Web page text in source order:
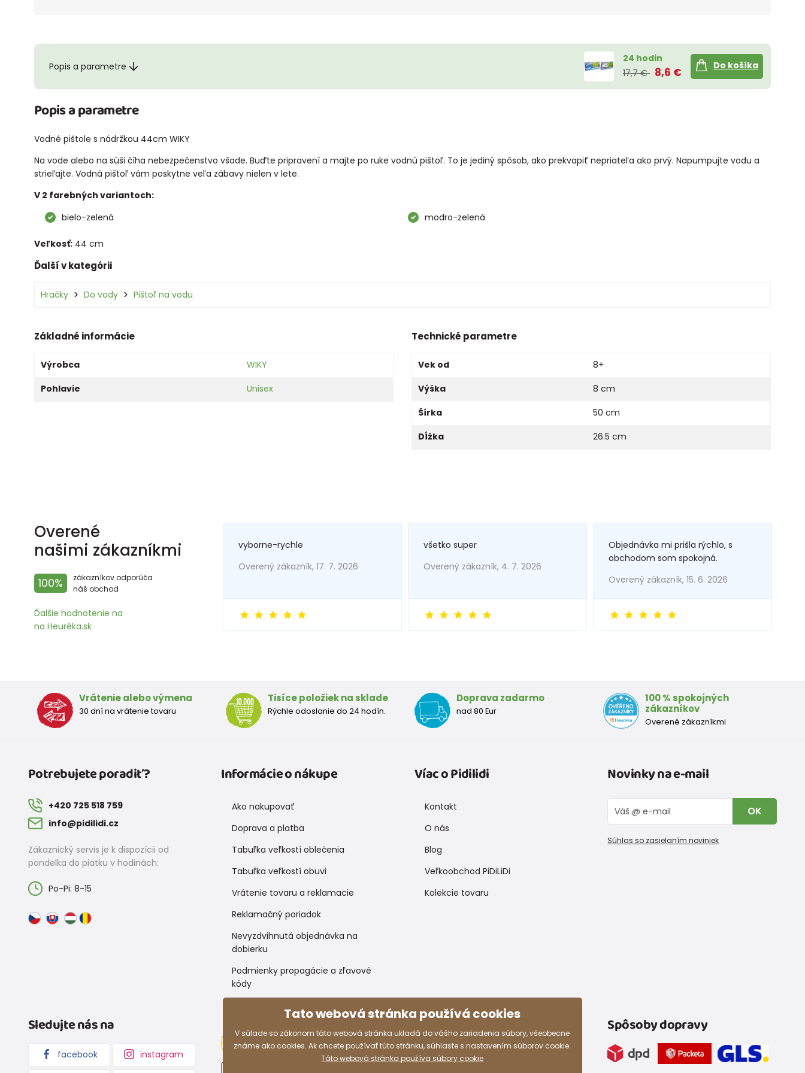
Popis a parametre
24 hodin
17,7 € 8,6 €
Do košíka
Popis a parametre
Vodné pištole s nádržkou 44cm WIKY
Na vode alebo na súši číha nebezpečenstvo všade. Buďte pripravení a majte po ruke vodnú pištoľ. To je jediný spôsob, ako prekvapiť nepriateľa ako prvý. Napumpujte vodu a
strieľajte. Vodná pištoľ vám poskytne veľa zábavy nielen v lete.
V 2 farebných variantoch:
bielo-zelená
modro-zelená
Veľkosť: 44 cm
Ďalší v kategórii
Hračky Do vody Pištoľ na vodu
Základné informácie
Výrobca
WIKY
Pohlavie
Unisex
Technické parametre
Vek od
8+
Výška
8 cm
Šírka
50 cm
Dĺžka
26.5 cm
Overené
našimi zákazníkmi
100%
zákazníkov odporúča
náš obchod
Ďalšie hodnotenie na
na Heuréka.sk
vyborne-rychle
Overený zákazník, 17. 7. 2026
všetko super
Overený zákazník, 4. 7. 2026
Objednávka mi prišla rýchlo, s
obchodom som spokojná.
Overený zákazník, 15. 6. 2026
Vrátenie alebo výmena
30 dní na vrátenie tovaru
Tisíce položiek na sklade
Rýchle odoslanie do 24 hodín.
Doprava zadarmo
nad 80 Eur
100 % spokojných
zákazníkov
Overené zákazníkmi
Potrebujete poradiť?
+420 725 518 759
info@pidilidi.cz
Zákaznický servis je k dispozícii od
pondelka do piatku v hodinách:
Po-Pi: 8-15
Informácie o nákupe
Ako nakupovať
Doprava a platba
Tabuľka veľkostí oblečenia
Tabuľka veľkostí obuvi
Vrátenie tovaru a reklamacie
Reklamačný poriadok
Nevyzdvihnutá objednávka na
dobierku
Podmienky propagácie a zľavové
kódy
Víac o Pidilidi
Kontakt
O nás
Blog
Veľkoobchod PiDiLiDi
Kolekcie tovaru
Novinky na e-mail
OK
Súhlas so zasielaním noviniek
Sledujte nás na
facebook instagram
Spôsoby platby Spôsoby dopravy
Tato webová stránka používá cookies
V súlade so zákonom táto webová stránka ukladá do vášho zariadenia súbory, všeobecne
známe ako cookies. Ak chcete používať túto stránku, súhlaste s nastavením súborov cookie.
Táto webová stránka používa súbory cookie